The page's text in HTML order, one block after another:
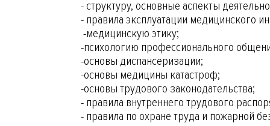
- структуру, основные аспекты
- правила эксплуатации медицинского
-медицинскую этику;
-психологию профессионального
-основы диспансеризации;
-основы медицины катастроф;
-основы трудового законодательства;
- правила внутреннего трудового
- правила по охране труда и пожарной